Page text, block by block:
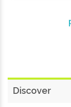
Discover